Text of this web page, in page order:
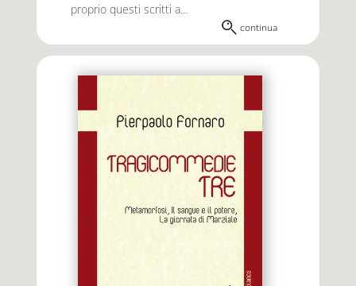
proprio questi scritti a...
continua